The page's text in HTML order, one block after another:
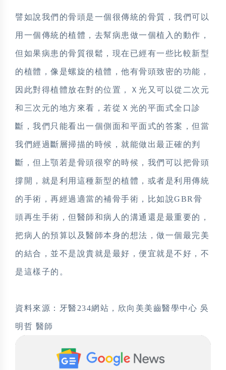
譬如說我們的骨頭是一個很傳統的骨質，我們可以
用一個傳統的植體，去幫病患做一個植入的動作，
但如果病患的骨質很鬆，現在已經有一些比較新型
的植體，像是螺旋的植體，他有骨頭致密的功能，
因此對得植體放在對的位置，Ｘ光又可以從二次元
和三次元的地方來看，若從Ｘ光的平面式全口診
斷，我們只能看出一個側面和平面式的答案，但當
我們經過斷層掃描的時候，就能做出最正確的判
斷，但上顎若是骨頭很窄的時候，我們可以把骨頭
撐開，就是利用這種新型的植體，或者是利用傳統
的手術，再經過適當的補骨手術，比如說GBR骨
頭再生手術，但醫師和病人的溝通還是最重要的，
把病人的預算以及醫師本身的想法，做一個最完美
的結合，並不是說貴就是最好，便宜就是不好，不
是這樣子的。
資料來源：牙醫234網站，欣向美美齒醫學中心 吳
明哲 醫師